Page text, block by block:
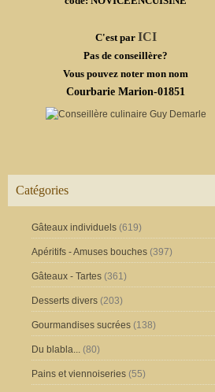
C'est par ICI
Pas de conseillère?
Vous pouvez noter mon nom
Courbarie Marion-01851
Catégories
Gâteaux individuels (619)
Apéritifs - Amuses bouches (397)
Gâteaux - Tartes (361)
Desserts divers (203)
Gourmandises sucrées (138)
Du blabla... (80)
Pains et viennoiseries (55)